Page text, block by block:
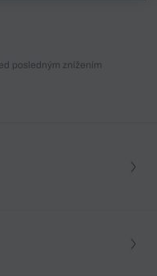
posledným znížením